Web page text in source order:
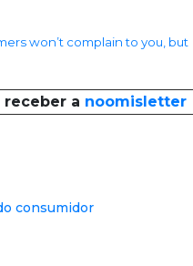
won’t complain to you, but
a noomisletter
consumidor